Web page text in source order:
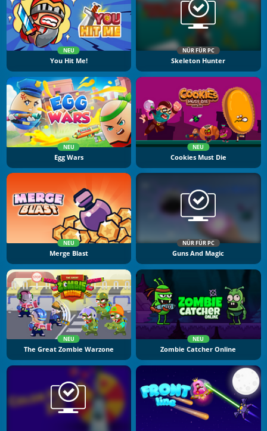
NEU
You Hit Me!
NÜR FÜR PC
Skeleton Hunter
NEU
Egg Wars
NEU
Cookies Must Die
NEU
Merge Blast
NÜR FÜR PC
Guns And Magic
NEU
The Great Zombie Warzone
NEU
Zombie Catcher Online